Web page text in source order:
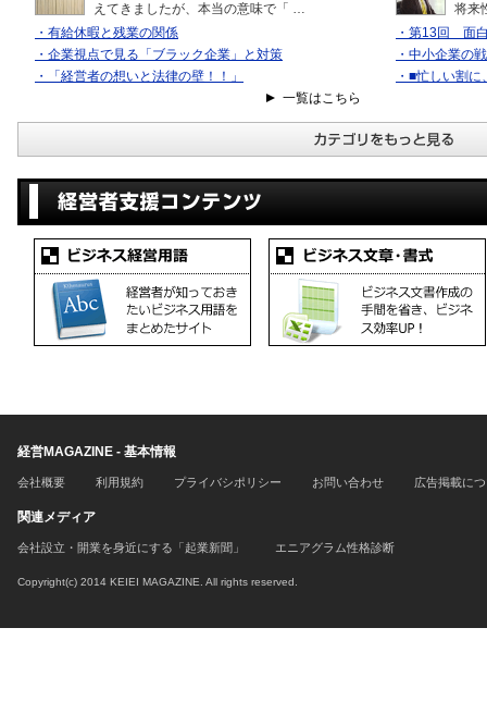
えてきましたが、本当の意味で「 …
・有給休暇と残業の関係
・企業視点で見る「ブラック企業」と対策
・「経営者の想いと法律の壁！！」
一覧はこちら
将来
・第13回 面
・中小企業の
・■忙しい割
経営MAGAZINE - 基本情報
会社概要 利用規約 プライバシポリシー お問い合わせ 広告掲載に
関連メディア
会社設立・開業を身近にする「起業新聞」 エニアグラム性格診断
Copyright(c) 2014 KEIEI MAGAZINE. All rights reserved.